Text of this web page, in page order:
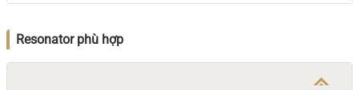
Resonator phù hợp